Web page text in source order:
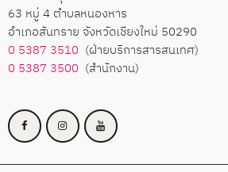
63 หมู่ 4 ตำบลหนองหาร
อำเภอสันทราย จังหวัดเชียงใหม่ 50290
0 5387 3510 (ฝ่ายบริการสารสนเทศ)
0 5387 3500 (สำนักงาน)